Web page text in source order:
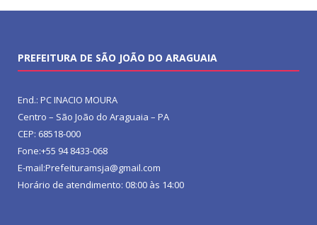
PREFEITURA DE SÃO JOÃO DO ARAGUAIA
End.: PC INACIO MOURA
Centro – São João do Araguaia – PA
CEP: 68518-000
Fone:+55 94 8433-068
E-mail:Prefeituramsja@gmail.com
Horário de atendimento: 08:00 às 14:00